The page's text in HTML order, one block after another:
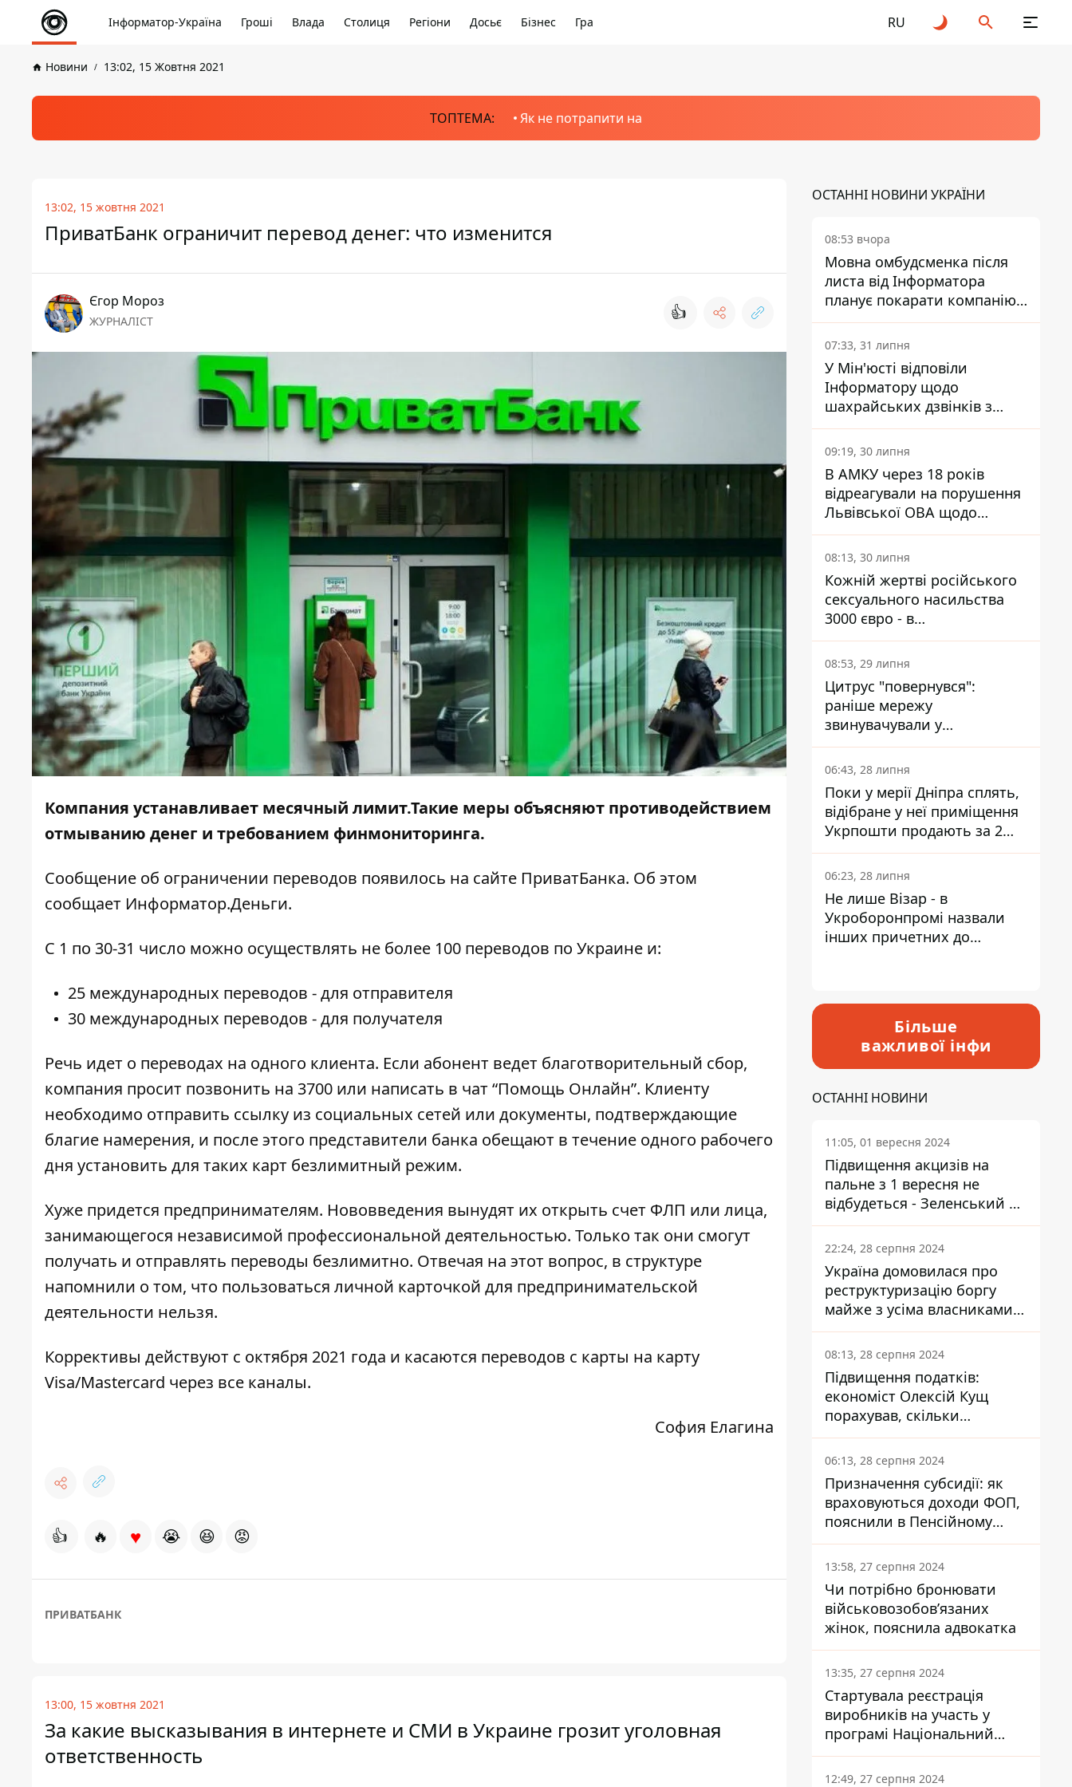
Інформатор-Україна Гроші Влада Столиця Регіони Досьє Бізнес Гра RU
Новини 13:02, 15 Жовтня 2021
ТОПТЕМА: Як не потрапити на
13:02, 15 жовтня 2021
ПриватБанк ограничит перевод денег: что изменится
Єгор Мороз
ЖУРНАЛІСТ 👍
Компания устанавливает месячный лимит.Такие меры объясняют противодействием
отмыванию денег и требованием финмониторинга.
Сообщение об ограничении переводов появилось на сайте ПриватБанка. Об этом
сообщает Информатор.Деньги.
С 1 по 30-31 число можно осуществлять не более 100 переводов по Украине и:
25 международных переводов - для отправителя
30 международных переводов - для получателя
Речь идет о переводах на одного клиента. Если абонент ведет благотворительный сбор,
компания просит позвонить на 3700 или написать в чат “Помощь Онлайн”. Клиенту
необходимо отправить ссылку из социальных сетей или документы, подтверждающие
благие намерения, и после этого представители банка обещают в течение одного рабочего
дня установить для таких карт безлимитный режим.
Хуже придется предпринимателям. Нововведения вынудят их открыть счет ФЛП или лица,
занимающегося независимой профессиональной деятельностью. Только так они смогут
получать и отправлять переводы безлимитно. Отвечая на этот вопрос, в структуре
напомнили о том, что пользоваться личной карточкой для предпринимательской
деятельности нельзя.
Коррективы действуют с октября 2021 года и касаются переводов с карты на карту
Visa/Mastercard через все каналы.
София Елагина
👍 🔥 ♥ 😭 😆 😡
ПРИВАТБАНК
13:00, 15 жовтня 2021
За какие высказывания в интернете и СМИ в Украине грозит уголовная
ответственность
ОСТАННІ НОВИНИ УКРАЇНИ
08:53 вчора
Мовна омбудсменка після
листа від Інформатора
планує покарати компанію-
підрядника ПриватБанку
07:33, 31 липня
У Мін'юсті відповіли
Інформатору щодо
шахрайських дзвінків з
камери Сумського СІЗО так,
що ніхто нічого не зрозумів
09:19, 30 липня
В АМКУ через 18 років
відреагували на порушення
Львівської ОВА щодо
харчування у закладах
освіти
08:13, 30 липня
Кожній жертві російського
сексуального насильства
3000 євро - в
Мінсоцполітики пояснили
Інформатору, звідки на це
гроші
08:53, 29 липня
Цитрус "повернувся":
раніше мережу
звинувачували у
контрабанді техніки та
ухиленні від сплати
податків
06:43, 28 липня
Поки у мерії Дніпра сплять,
відібране у неї приміщення
Укрпошти продають за 2
мільйони
06:23, 28 липня
Не лише Візар - в
Укроборонпромі назвали
інших причетних до
Більше
важливої інфи
ОСТАННІ НОВИНИ
11:05, 01 вересня 2024
Підвищення акцизів на
пальне з 1 вересня не
відбудеться - Зеленський не
підписав закон
22:24, 28 серпня 2024
Україна домовилася про
реструктуризацію боргу
майже з усіма власниками
єврооблігацій: що це
означає для країни
08:13, 28 серпня 2024
Підвищення податків:
економіст Олексій Кущ
порахував, скільки
заплатить кожен українець
06:13, 28 серпня 2024
Призначення субсидії: як
враховуються доходи ФОП,
пояснили в Пенсійному
фонді
13:58, 27 серпня 2024
Чи потрібно бронювати
військовозобов’язаних
жінок, пояснила адвокатка
13:35, 27 серпня 2024
Стартувала реєстрація
виробників на участь у
програмі Національний
кешбек: як це зробити
через портал Дія
12:49, 27 серпня 2024